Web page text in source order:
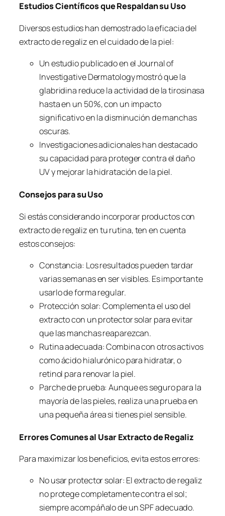
Estudios Científicos que Respaldan su Uso
Diversos estudios han demostrado la eficacia del
extracto de regaliz en el cuidado de la piel:
Un estudio publicado en el Journal of
Investigative Dermatology mostró que la
glabridina reduce la actividad de la tirosinasa
hasta en un 50%, con un impacto
significativo en la disminución de manchas
oscuras.
Investigaciones adicionales han destacado
su capacidad para proteger contra el daño
UV y mejorar la hidratación de la piel.
Consejos para su Uso
Si estás considerando incorporar productos con
extracto de regaliz en tu rutina, ten en cuenta
estos consejos:
Constancia: Los resultados pueden tardar
varias semanas en ser visibles. Es importante
usarlo de forma regular.
Protección solar: Complementa el uso del
extracto con un protector solar para evitar
que las manchas reaparezcan.
Rutina adecuada: Combina con otros activos
como ácido hialurónico para hidratar, o
retinol para renovar la piel.
Parche de prueba: Aunque es seguro para la
mayoría de las pieles, realiza una prueba en
una pequeña área si tienes piel sensible.
Errores Comunes al Usar Extracto de Regaliz
Para maximizar los beneficios, evita estos errores:
No usar protector solar: El extracto de regaliz
no protege completamente contra el sol;
siempre acompáñalo de un SPF adecuado.